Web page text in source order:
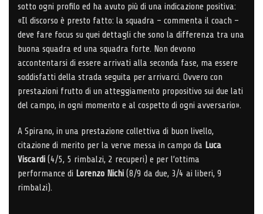
sotto ogni profilo ed ha avuto più di una indicazione positiva:
«Il discorso è presto fatto: la squadra – commenta il coach –
deve fare focus su quei dettagli che sono la differenza tra una
buona squadra ed una squadra forte. Non devono
accontentarsi di essere arrivati alla seconda fase, ma essere
soddisfatti della strada seguita per arrivarci. Ovvero con
prestazioni frutto di un atteggiamento propositivo sui due lati
del campo, in ogni momento e al cospetto di ogni avversario».
A Spirano, in una prestazione collettiva di buon livello,
citazione di merito per la verve messa in campo da Luca
Viscardi (4/5, 5 rimbalzi, 2 recuperi) e per l’ottima
performance di Lorenzo Nichi (8/9 da due, 3/4 ai liberi, 9
rimbalzi).